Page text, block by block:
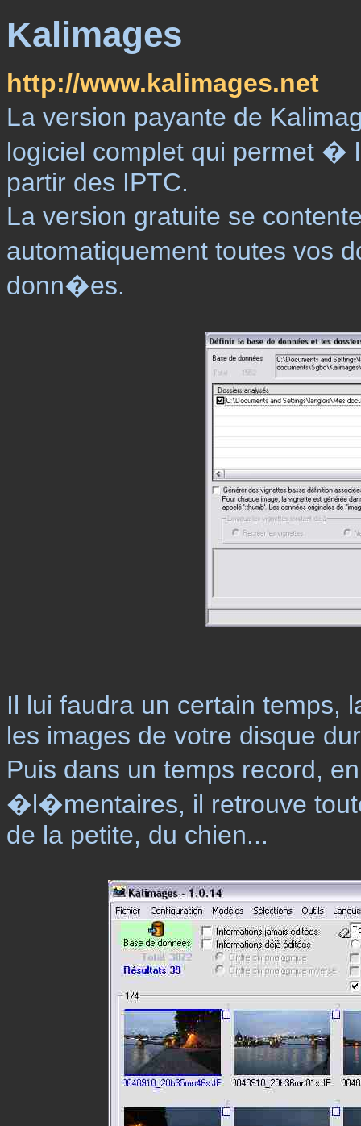
Kalimages
http://www.kalimages.net
La version payante de
logiciel complet qui permet �
partir des IPTC.
La version gratuite se
automatiquement toutes vos
donn�es.
Il lui faudra un certain temps,
les images de votre disque
Puis dans un temps record,
�l�mentaires, il retrouve
de la petite, du chien...